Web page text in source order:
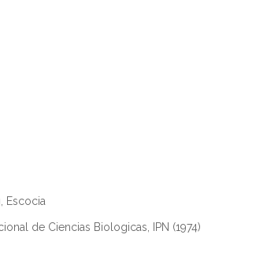
Escocia
de Ciencias Biologicas, IPN (1974)